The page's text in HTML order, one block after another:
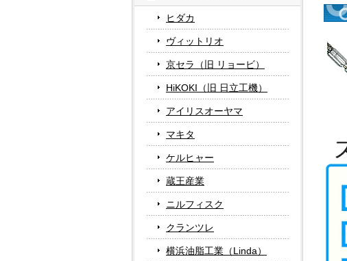
ヒダカ
ヴィットリオ
京セラ（旧 リョービ）
HiKOKI（旧 日立工機）
アイリスオーヤマ
マキタ
ケルヒャー
蔵王産業
ニルフィスク
クランツレ
横浜油脂工業（Linda）